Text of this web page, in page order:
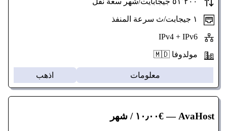
مولدوفا 🇲🇩
معلومات اذهب
AvaHost— €١٠٫٠٠ / شهر